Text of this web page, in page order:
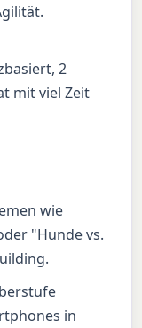
2
mit viel Zeit
wie
"Hunde vs.
in